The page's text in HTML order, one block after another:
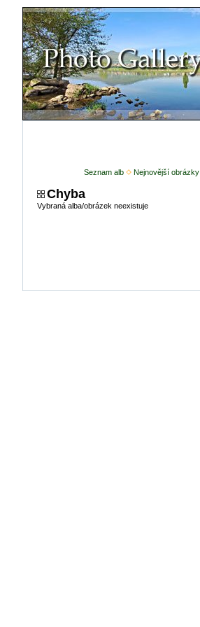
Seznam alb
Nejnovější obrázky
Chyba
Vybraná alba/obrázek neexistuje